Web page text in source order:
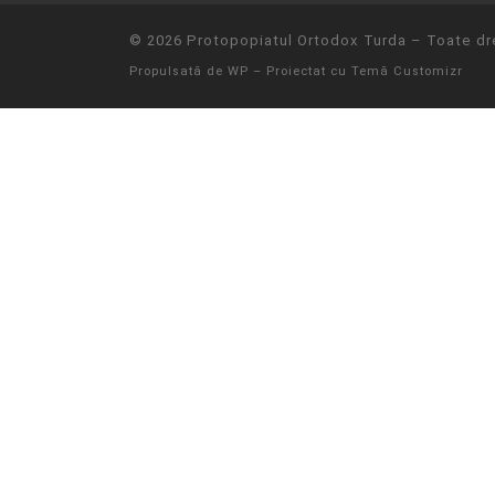
© 2026 Protopopiatul Ortodox Turda – Toate
Propulsată de WP – Proiectat cu Temă Customizr